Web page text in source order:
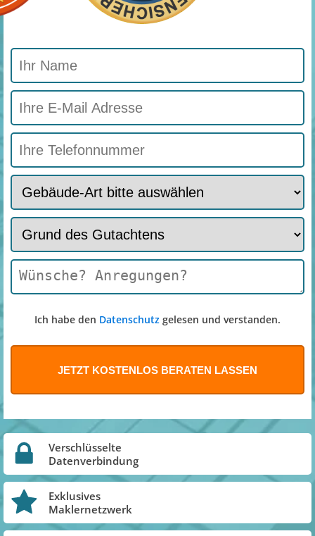
Ich habe den Datenschutz gelesen und verstanden.
Verschlüsselte
Datenverbindung
Exklusives
Maklernetzwerk